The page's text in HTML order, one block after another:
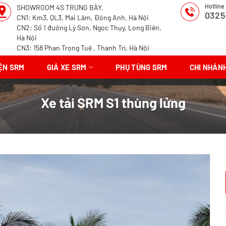
SHOWROOM 4S TRƯNG BÀY,
CN1: Km3, QL3, Mai Lâm, Đông Anh, Hà Nội
CN2: Số 1 đường Lý Sơn, Ngọc Thụy, Long Biên,
Hà Nội
CN3: 158 Phan Trọng Tuệ , Thanh Trì, Hà Nội
Hotline
SRM GIÁ XE SRM PHỤ TÙNG SRM CHI
Xe tải SRM S1 thùng lửng